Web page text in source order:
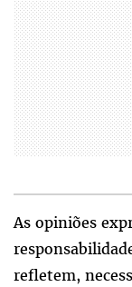
As opiniões
refletem,